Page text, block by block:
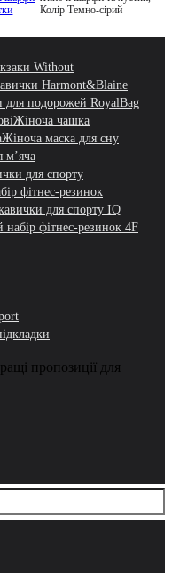
Колір Темно-сірий
Without
Harmont&Blaine
для подорожей RoyalBag
Жіноча чашка
Жіноча маска для сну
мʼяча
для спорту
фітнес-резинок
для спорту IQ
фітнес-резинок 4F
пропозиції для